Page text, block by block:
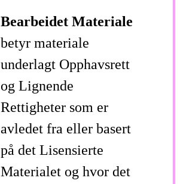
Bearbeidet Materiale
betyr materiale
underlagt Opphavsrett
og Lignende
Rettigheter som er
avledet fra eller basert
på det Lisensierte
Materialet og hvor det